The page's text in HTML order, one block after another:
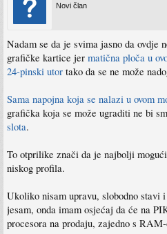
Novi član
Nadam se da je svima jasno da ovdje
grafičke kartice jer matična ploča u
24-pinski utor tako da se ne može
Sama napojna koja se nalazi u ovom
grafička koja se može ugraditi ne bi
slota.
To otprilike znači da je najbolji
niskog profila.
Ukoliko nisam upravu, slobodno stavi
jesam, onda imam osjećaj da će na
procesora na prodaju, zajedno s